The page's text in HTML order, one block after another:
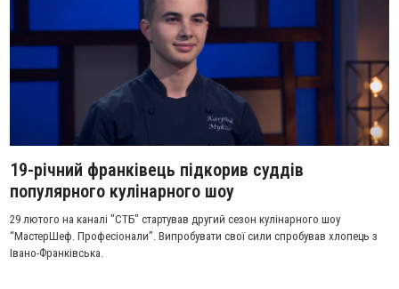
19-річний франківець підкорив суддів
популярного кулінарного шоу
29 лютого на каналі "СТБ" стартував другий сезон кулінарного шоу
“МастерШеф. Професіонали”. Випробувати свої сили спробував хлопець з
Івано-Франківська.